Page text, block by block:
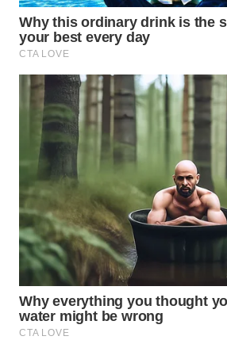
WN
MALUKU
MALUT
WN
DAIRI
WN
DANAU
TOBA
WN
NIAS
WN
LANGKAT